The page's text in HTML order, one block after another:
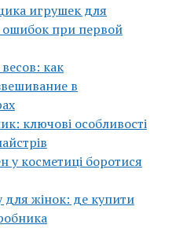
игрушек для
ошибок при первой
как
в
ключові особливості
у косметиці боротися
для жінок: де купити